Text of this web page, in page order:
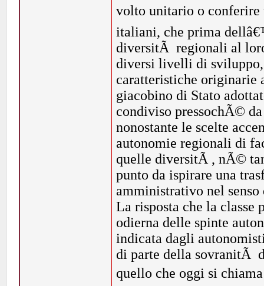
volto unitario o conferire
italiani, che prima
diversitÃ regionali al
diversi livelli di sviluppo,
caratteristiche originarie
giacobino di Stato
condiviso pressochÃ©
nonostante le scelte
autonomie regionali di
quelle diversitÃ , nÃ©
punto da ispirare una
amministrativo nel
La risposta che la
odierna delle spinte
indicata dagli
di parte della sovranitÃ
quello che oggi si